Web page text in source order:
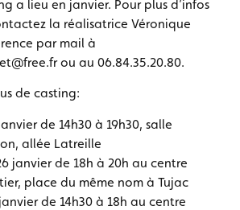
a lieu en janvier. Pour plus d’infos
la réalisatrice Véronique
par mail à
ou au 06.84.35.20.80.
de casting:
de 14h30 à 19h30, salle
allée Latreille
janvier de 18h à 20h au centre
place du même nom à Tujac
de 14h30 à 18h au centre